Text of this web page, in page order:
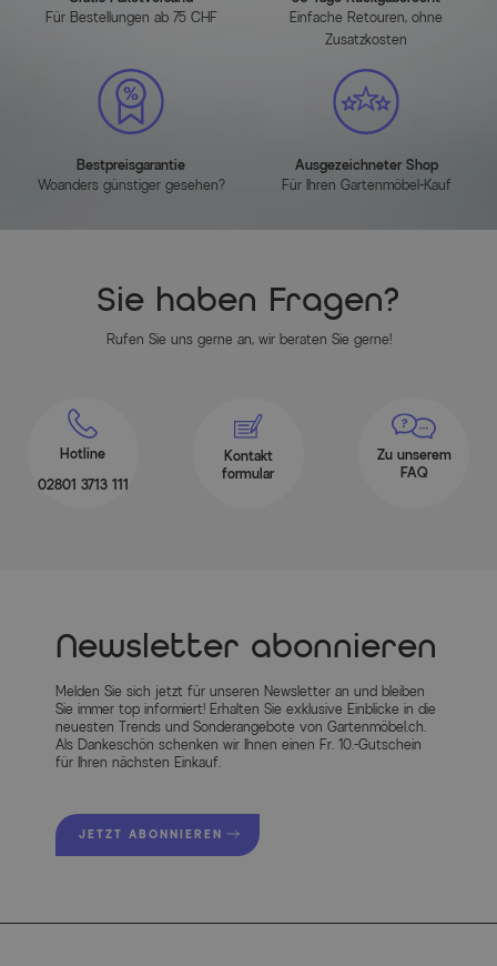
Maßbild
Attribute Werte
Farbe Gestell Anthrazit
Farbe der Sitz-/Liegefläche Anthrazit
MEHR INFOS HIER
Für Bestellungen ab 75 CHF
Einfache Retouren, ohne
Zusatzkosten
Bestpreisgarantie
Woanders günstiger gesehen?
Ausgezeichneter Shop
Für Ihren Gartenmöbel-Kauf
Sie haben Fragen?
Rufen Sie uns gerne an, wir beraten Sie gerne!
Hotline
02801 3713 111
Kontakt
formular
Zu unserem
FAQ
Newsletter abonnieren
Melden Sie sich jetzt für unseren Newsletter an und bleiben
Sie immer top informiert! Erhalten Sie exklusive Einblicke in die
neuesten Trends und Sonderangebote von Gartenmöbel.ch.
Als Dankeschön schenken wir Ihnen einen Fr. 10.-Gutschein
für Ihren nächsten Einkauf.
JETZT ABONNIEREN